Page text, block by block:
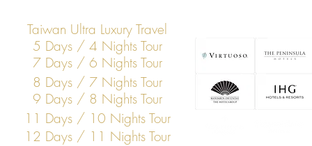
Taiwan Ultra Luxury Travel
5 Days / 4 Nights Tour
7 Days / 6 Nights Tour
8 Days / 7 Nights Tour
9 Days / 8 Nights Tour
11 Days / 10 Nights Tour
12 Days / 11 Nights Tour